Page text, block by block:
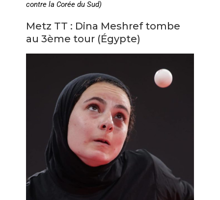
contre la Corée du Sud)
Metz TT : Dina Meshref tombe
au 3ème tour (Égypte)